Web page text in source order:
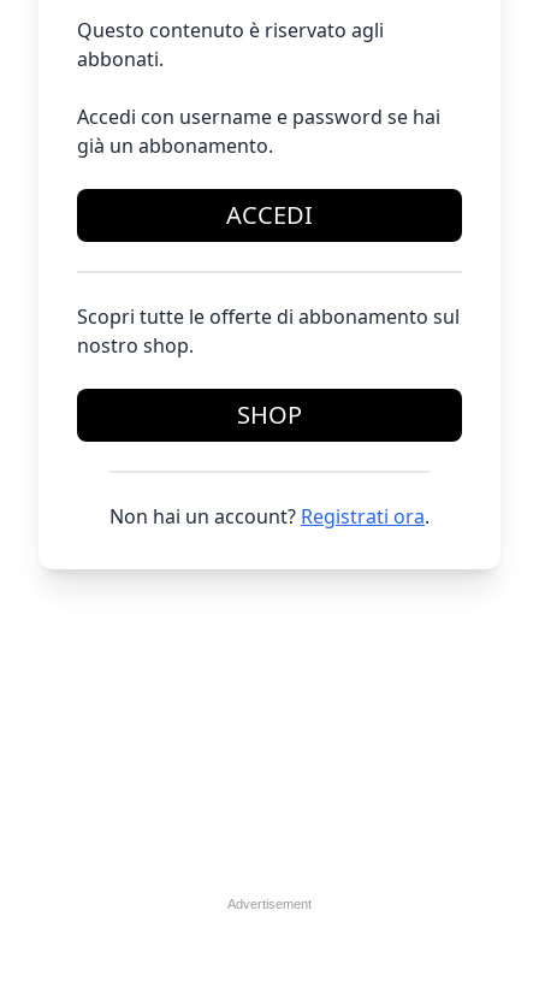
Questo contenuto è riservato agli
abbonati.
Accedi con username e password se hai
già un abbonamento.
ACCEDI
Scopri tutte le offerte di abbonamento sul
nostro shop.
SHOP
Non hai un account? Registrati ora.